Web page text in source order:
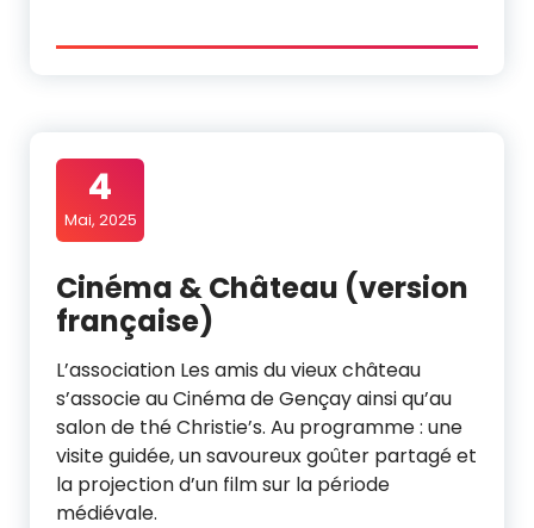
4
Mai, 2025
Cinéma & Château (version
française)
L’association Les amis du vieux château
s’associe au Cinéma de Gençay ainsi qu’au
salon de thé Christie’s. Au programme : une
visite guidée, un savoureux goûter partagé et
la projection d’un film sur la période
médiévale.